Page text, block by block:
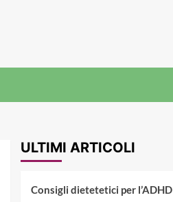
ULTIMI ARTICOLI
Consigli dietetetici per l’ADHD